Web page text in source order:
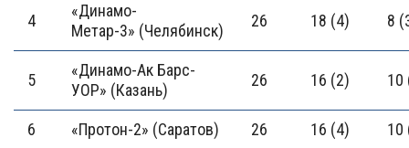
4
«Динамо-
Метар-3» (Челябинск)
26 18 (4) 8
5
«Динамо-Ак Барс-
УОР» (Казань)
26 16 (2) 10
6 «Протон-2» (Саратов) 26 16 (4) 10